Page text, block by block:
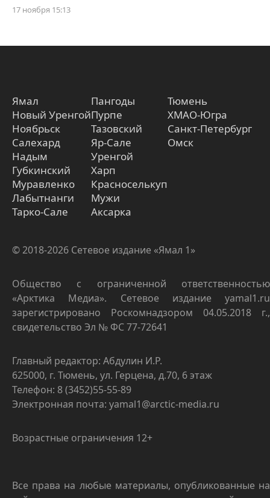
17 ноября 15:13
Ямал
Новый Уренгой
Ноябрьск
Салехард
Надым
Губкинский
Муравленко
Лабытнанги
Тарко-Сале
Пангоды
Пурпе
Тазовский
Яр-Сале
Уренгой
Харп
Красноселькуп
Мужи
Аксарка
Тюмень
ХМАО-Югра
Санкт-Петербург
Омск
© 2018-2026 Сетевое издание «Ямал 1»
Общество с ограниченной ответственностью
«Арктика Медиа». Сетевое издание yamal1.ru
зарегистрировано Роскомнадзором 04.05.2018 г.,
свидетельство Эл № ФС 77-72641
Главный редактор: Абдулин И.Р.
625000, г. Тюмень, ул. Герцена, д.70, 6 этаж
Телефон: 8 (3452)55-55-89
Электронная почта: yamal1@arctic-media.ru
Возрастные ограничения 12+
Все права на любые материалы, опубликованные на